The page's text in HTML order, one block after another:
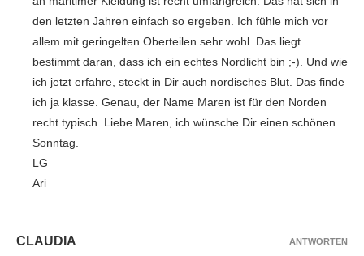
den letzten Jahren einfach so ergeben. Ich fühle mich vor
allem mit geringelten Oberteilen sehr wohl. Das liegt
bestimmt daran, dass ich ein echtes Nordlicht bin ;-). Und wie
ich jetzt erfahre, steckt in Dir auch nordisches Blut. Das finde
ich ja klasse. Genau, der Name Maren ist für den Norden
recht typisch. Liebe Maren, ich wünsche Dir einen schönen
Sonntag.
LG
Ari
CLAUDIA ANTWORTEN